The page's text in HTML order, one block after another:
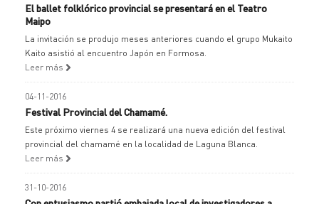
El ballet folklórico provincial se presentará en el Teatro
Maipo
La invitación se produjo meses anteriores cuando el grupo Mukaito
Kaito asistió al encuentro Japón en Formosa.
Leer más
04-11-2016
Festival Provincial del Chamamé.
Este próximo viernes 4 se realizará una nueva edición del festival
provincial del chamamé en la localidad de Laguna Blanca.
Leer más
31-10-2016